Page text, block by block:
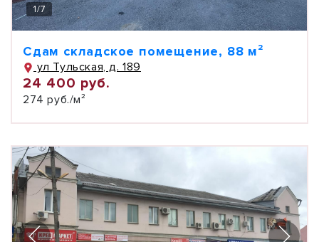
1/7
Сдам складское помещение, 88 м²
ул Тульская, д. 189
24 400 руб.
274 руб./м²